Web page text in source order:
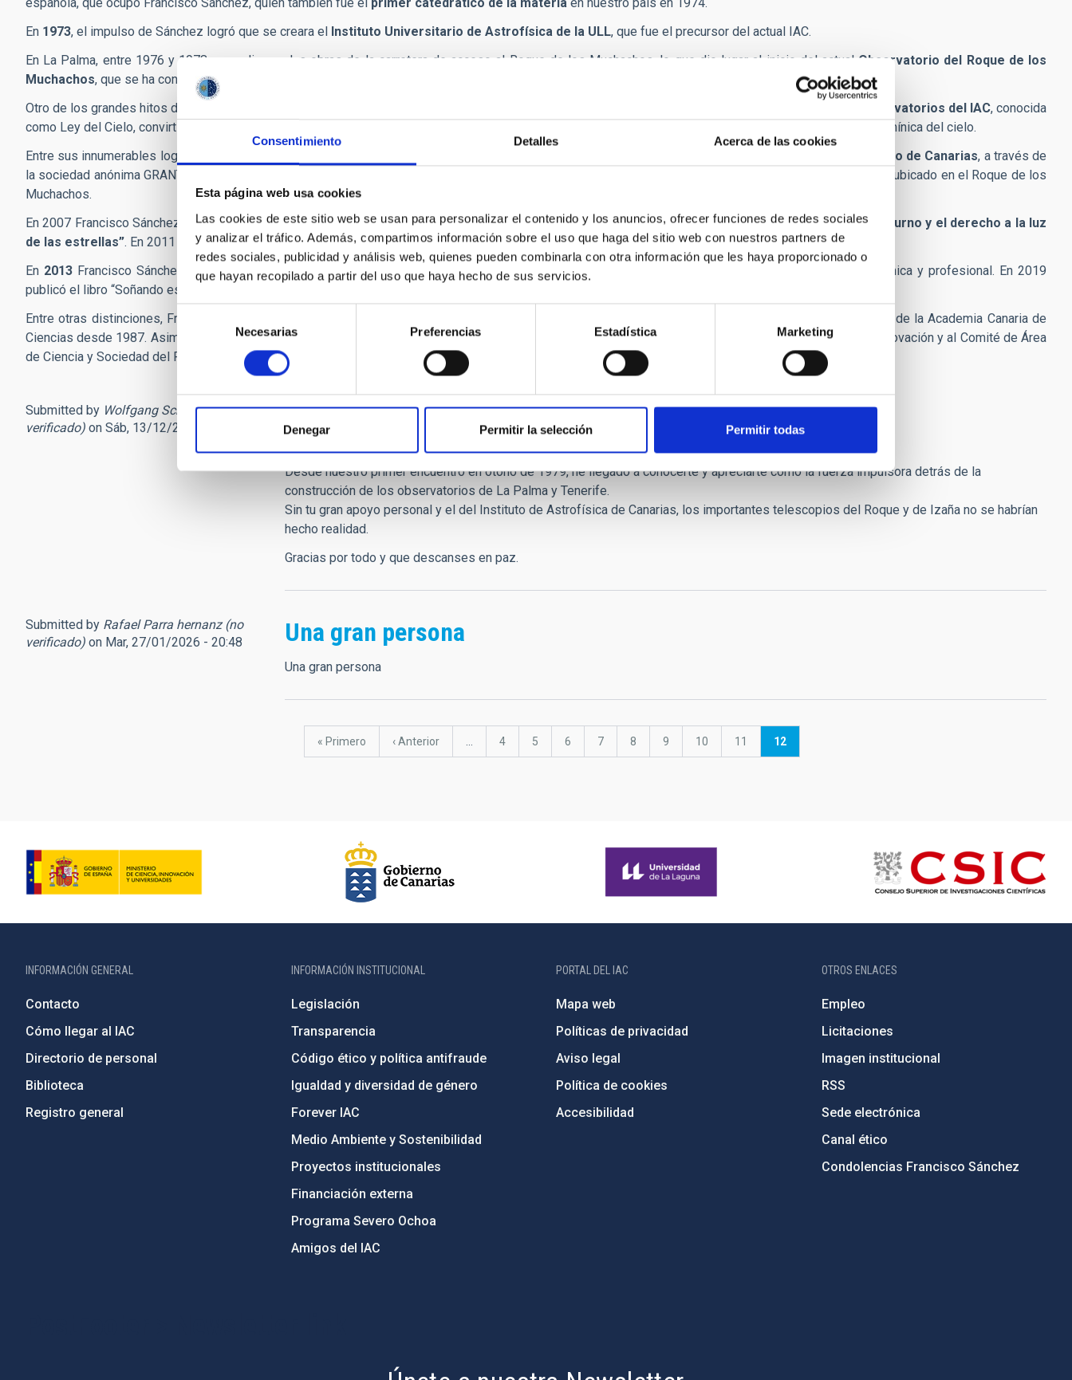
Consentimiento Detalles Acerca de las cookies
Esta página web usa cookies
Las cookies de este sitio web se usan para personalizar el contenido y los anuncios, ofrecer funciones de redes sociales
y analizar el tráfico. Además, compartimos información sobre el uso que haga del sitio web con nuestros partners de
redes sociales, publicidad y análisis web, quienes pueden combinarla con otra información que les haya proporcionado o
que hayan recopilado a partir del uso que haya hecho de sus servicios.
Selección
de
consentimiento
Necesarias Preferencias Estadística Marketing
Denegar Permitir la selección Permitir todas
En 1973, el impulso de Sánchez logró que se creara el Instituto Universitario de Astrofísica de la ULL, que fue el precursor del actual IAC.
En La Palma, entre 1976 y 1978 se realizaron las obras de la carretera de acceso al Roque de los Muchachos, lo que dio lugar al inicio del actual Observatorio del Roque de los
Muchachos, que se ha convertido en uno de los más importantes del mundo.
Otro de los grandes hitos de Francisco Sánchez fue la puesta en marcha, en
Ley para la Protección de la Calidad Astronómica de los Observatorios del IAC, conocida
como Ley del Cielo, convirtiendo a Canarias en la primera comunidad autónoma que limitó los niveles de iluminación artificial para evitar la contaminación lumínica del cielo.
Entre sus innumerables logros, hay que destacar que Francisco Sánchez fue el impulsor de la construcción y puesta en funcionamiento del
Gran Telescopio de Canarias, a través de
la sociedad anónima GRANTECAN, S.A, que fue inaugurado en 2009 y que a día de hoy es el telescopio en rango visible e infrarrojo más grande del mundo, ubicado en el Roque de los
Muchachos.
En 2007 Francisco Sánchez participó en la Conferencia Internacional Starlight de La Palma de la que surgió“La declaración en la defensa del cielo nocturno y el derecho a la luz
de las estrellas”. En 2011 promovió la creación de laFundación Starlightcon el objetivo de difundir los principios de la Declaración de La Palma.
En 2013Francisco Sánchez dejó la dirección del IAC y, desde entonces, participó en conferencias y recibió nuevas distinciones por su carrera académica y profesional. En 2019
publicó el libro “Soñando estrellas”, un relato autobiográfico que iluminó su amor por el Universo y su compromiso con la astrofísica española.
Entre otras distinciones, Francisco Sánchez fue
y miembro de la Real Sociedad de Amigos del País desde 1985 y de la Academia Canaria de
Ciencias desde 1987. Asimismo, fue vicepresidente de la European Astronomical Society (EAS), perteneció al Consejo Asesor de Ciencia, Tecnología e Innovación y al Comité de Área
de Ciencia y Sociedad del Programa Iberoamericano de Ciencia y Tecnología para el Desarrollo (CYTED).
Submitted by Wolfgang Schmidt (no
verificado) on Sáb, 13/12/2025 - 13:51 Gracias
Estimado amigo:
Desde nuestro primer encuentro en otoño de 1979, he llegado a conocerte y apreciarte como la fuerza impulsora detrás de la
construcción de los observatorios de La Palma y Tenerife.
Sin tu gran apoyo personal y el del Instituto de Astrofísica de Canarias, los importantes telescopios del Roque y de Izaña no se habrían
hecho realidad.
Gracias por todo y que descanses en paz.
Submitted by Rafael Parra hernanz (no
verificado) on Mar, 27/01/2026 - 20:48 Una gran persona
Una gran persona
Primera
« Primero
Página
‹ Anterior Página
4 Página
5 Página
6 Página
7 Página
8 Página
9 Página
10 Página
11
Página
12
INFORMACIÓN GENERAL
Contacto
Cómo llegar al IAC
Directorio de personal
Biblioteca
Registro general
INFORMACIÓN INSTITUCIONAL
Legislación
Transparencia
Código ético y política antifraude
Igualdad y diversidad de género
Forever IAC
Medio Ambiente y Sostenibilidad
Proyectos institucionales
Financiación externa
Programa Severo Ochoa
Amigos del IAC
PORTAL DEL IAC
Mapa web
Políticas de privacidad
Aviso legal
Política de cookies
Accesibilidad
OTROS ENLACES
Empleo
Licitaciones
Imagen institucional
RSS
Sede electrónica
Canal ético
Condolencias Francisco Sánchez